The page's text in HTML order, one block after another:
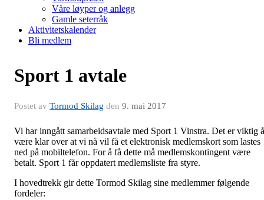
Våre løyper og anlegg
Gamle seterråk
Aktivitetskalender
Bli medlem
Sport 1 avtale
Postet av Tormod Skilag den 9. mai 2017
Vi har inngått samarbeidsavtale med Sport 1 Vinstra. Det er viktig å
være klar over at vi nå vil få et elektronisk medlemskort som lastes
ned på mobiltelefon. For å få dette må medlemskontingent være
betalt. Sport 1 får oppdatert medlemsliste fra styre.
I hovedtrekk gir dette Tormod Skilag sine medlemmer følgende
fordeler: